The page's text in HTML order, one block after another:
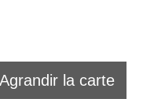
Agrandir la carte